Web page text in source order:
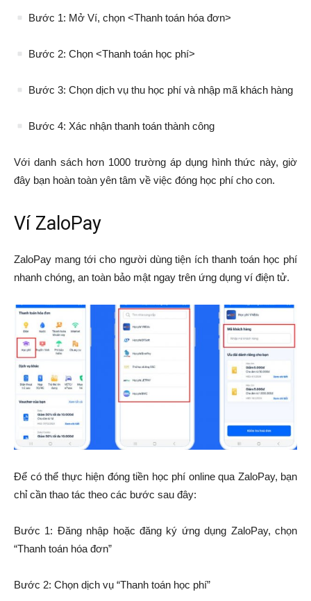
Bước 1: Mở Ví, chọn <Thanh toán hóa đơn>
Bước 2: Chọn <Thanh toán học phí>
Bước 3: Chọn dịch vụ thu học phí và nhập mã khách hàng
Bước 4: Xác nhận thanh toán thành công
Với danh sách hơn 1000 trường áp dụng hình thức này, giờ
đây bạn hoàn toàn yên tâm về việc đóng học phí cho con.
Ví ZaloPay
ZaloPay mang tới cho người dùng tiện ích thanh toán học phí
nhanh chóng, an toàn bảo mật ngay trên ứng dụng ví điện tử.
Để có thể thực hiện đóng tiền học phí online qua ZaloPay, bạn
chỉ cần thao tác theo các bước sau đây:
Bước 1: Đăng nhập hoặc đăng ký ứng dụng ZaloPay, chọn
“Thanh toán hóa đơn”
Bước 2: Chọn dịch vụ “Thanh toán học phí”